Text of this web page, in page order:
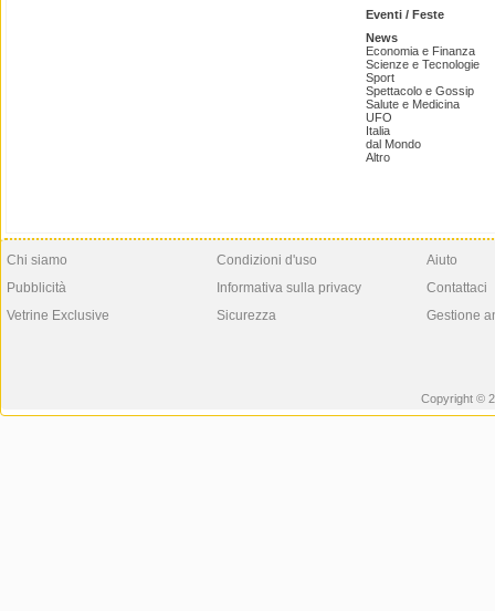
Eventi / Feste
News
Economia e Finanza
Scienze e Tecnologie
Sport
Spettacolo e Gossip
Salute e Medicina
UFO
Italia
dal Mondo
Altro
Chi siamo
Pubblicità
Vetrine Exclusive
Condizioni d'uso
Informativa sulla privacy
Sicurezza
Aiuto
Contattaci
Gestione
Copyright ©